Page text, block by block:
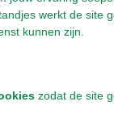
werkt de site
kunnen zijn.
zodat de site